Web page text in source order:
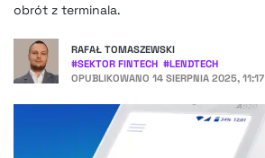
obrót z terminala.
RAFAŁ TOMASZEWSKI
#SEKTOR FINTECH #LENDTECH
OPUBLIKOWANO 14 SIERPNIA 2025, 11:17